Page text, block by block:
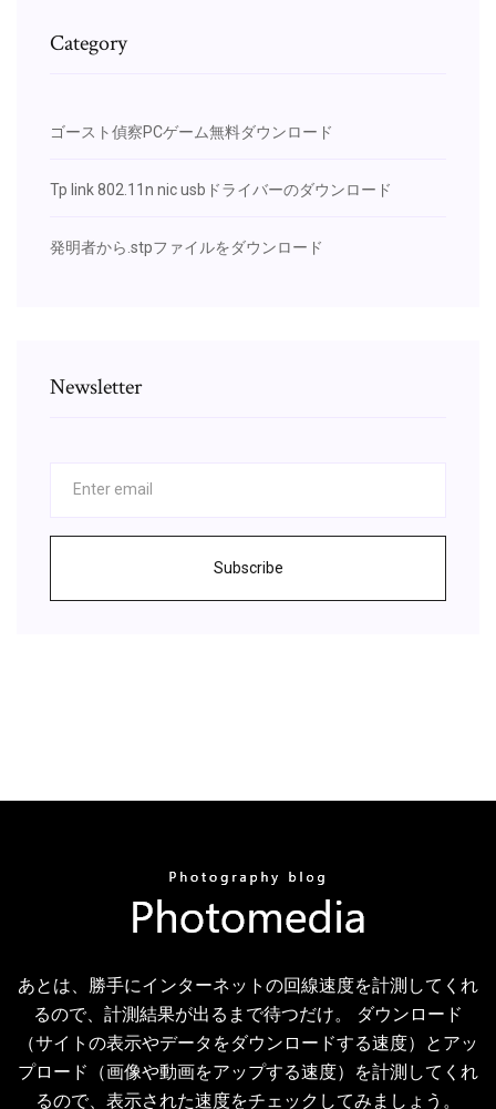
Category
ゴースト偵察PCゲーム無料ダウンロード
Tp link 802.11n nic usbドライバーのダウンロード
発明者から.stpファイルをダウンロード
Newsletter
Subscribe
あとは、勝手にインターネットの回線速度を計測してくれ
るので、計測結果が出るまで待つだけ。 ダウンロード
（サイトの表示やデータをダウンロードする速度）とアッ
プロード（画像や動画をアップする速度）を計測してくれ
るので、表示された速度をチェックしてみましょう。